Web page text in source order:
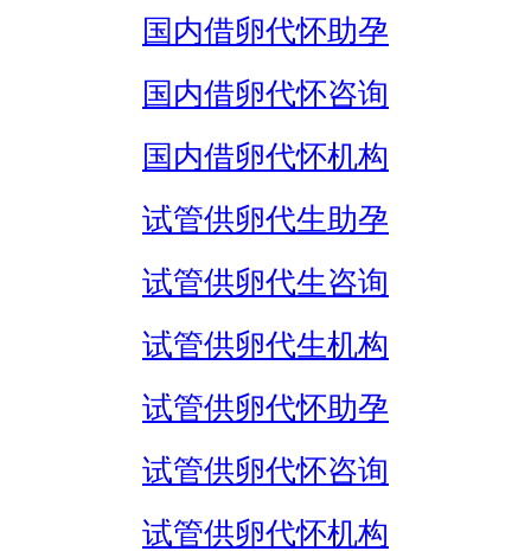
国内借卵代怀助孕
国内借卵代怀咨询
国内借卵代怀机构
试管供卵代生助孕
试管供卵代生咨询
试管供卵代生机构
试管供卵代怀助孕
试管供卵代怀咨询
试管供卵代怀机构